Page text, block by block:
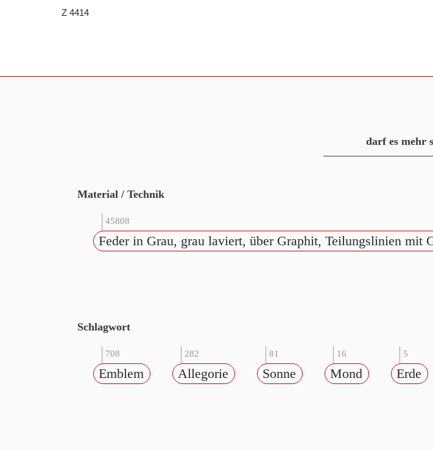
Z 4414
darf es mehr
Material / Technik
45808
Feder in Grau, grau laviert, über Graphit, Teilungslinien mit
Schlagwort
708
Emblem
282
Allegorie
81
Sonne
16
Mond
5
Erde